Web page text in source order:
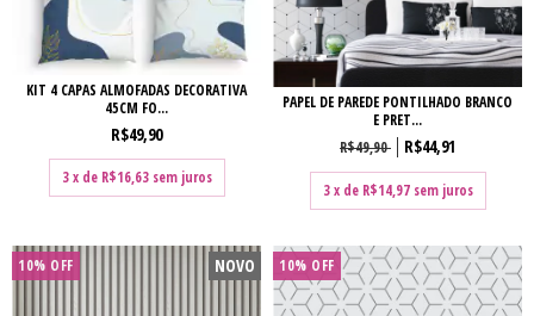
KIT 4 CAPAS ALMOFADAS DECORATIVA
45CM FO...
R$49,90
3 x de R$16,63 sem juros
PAPEL DE PAREDE PONTILHADO BRANCO
E PRET...
R$49,90
R$44,91
3 x de R$14,97 sem juros
10% OFF NOVO 10% OFF